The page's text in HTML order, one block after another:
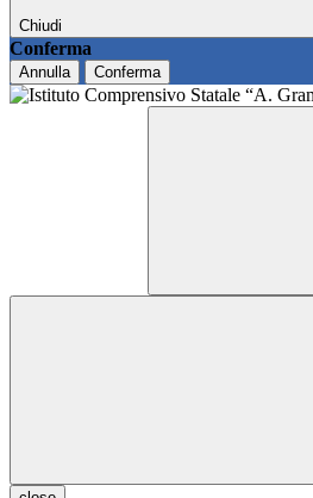
Chiudi
Conferma
Annulla Conferma